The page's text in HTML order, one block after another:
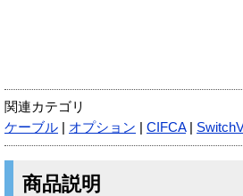
関連カテゴリ
ケーブル
オプション CIFCA|
商品説明